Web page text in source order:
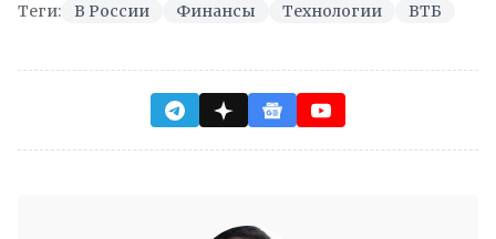
Теги: В России Финансы Технологии ВТБ